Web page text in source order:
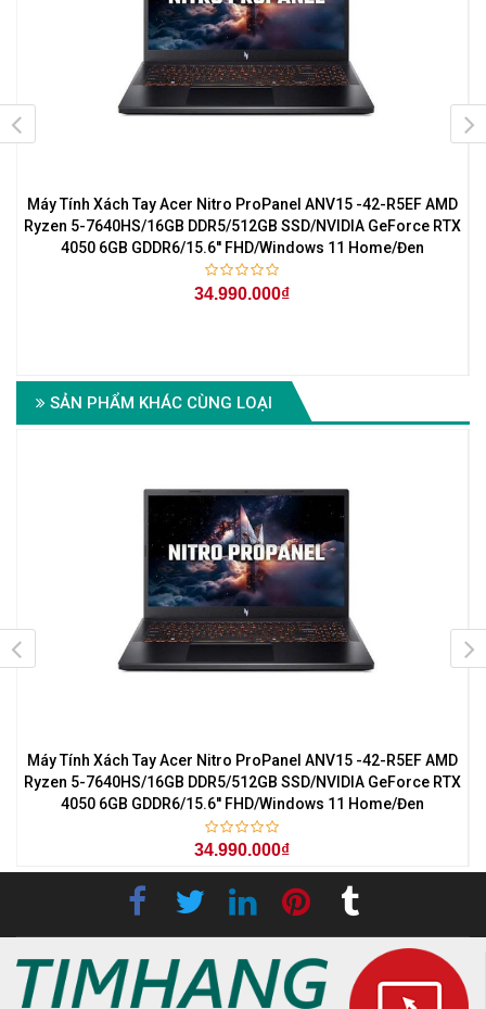
Máy Tính Xách Tay Acer Nitro ProPanel ANV15 -42-R5EF AMD
Ryzen 5-7640HS/16GB DDR5/512GB SSD/NVIDIA GeForce RTX
4050 6GB GDDR6/15.6'' FHD/Windows 11 Home/Đen
34.990.000₫
SẢN PHẨM KHÁC CÙNG LOẠI
Máy Tính Xách Tay Acer Nitro ProPanel ANV15 -42-R5EF AMD
Ryzen 5-7640HS/16GB DDR5/512GB SSD/NVIDIA GeForce RTX
4050 6GB GDDR6/15.6'' FHD/Windows 11 Home/Đen
34.990.000₫